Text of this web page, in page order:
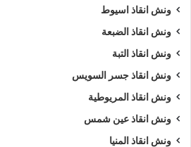
ونش انقاذ اسيوط
ونش انقاذ الضبعة
ونش انقاذ التبة
ونش انقاذ جسر السويس
ونش انقاذ المريوطية
ونش انقاذ عين شمس
ونش انقاذ المنيا